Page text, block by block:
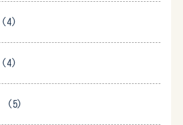
(4)
(4)
(5)